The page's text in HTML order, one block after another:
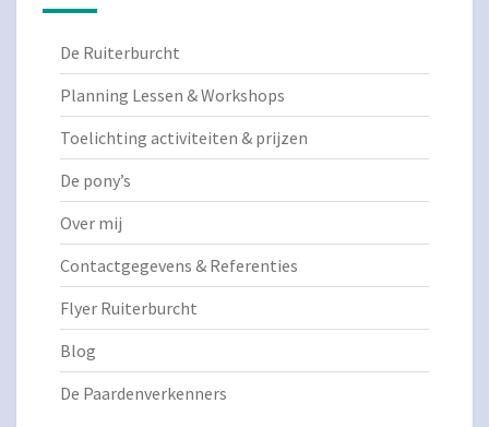
De Ruiterburcht
Planning Lessen & Workshops
Toelichting activiteiten & prijzen
De pony’s
Over mij
Contactgegevens & Referenties
Flyer Ruiterburcht
Blog
De Paardenverkenners